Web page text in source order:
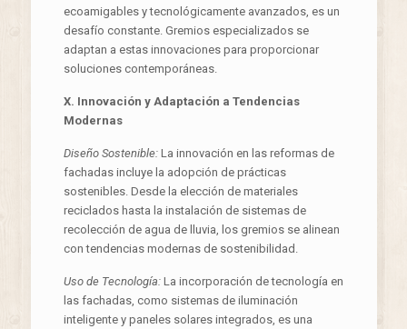
ecoamigables y tecnológicamente avanzados, es un
desafío constante. Gremios especializados se
adaptan a estas innovaciones para proporcionar
soluciones contemporáneas.
X. Innovación y Adaptación a Tendencias
Modernas
Diseño Sostenible:La innovación en las reformas de
fachadas incluye la adopción de prácticas
sostenibles. Desde la elección de materiales
reciclados hasta la instalación de sistemas de
recolección de agua de lluvia, los gremios se alinean
con tendencias modernas de sostenibilidad.
Uso de Tecnología:La incorporación de tecnología en
las fachadas, como sistemas de iluminación
inteligente y paneles solares integrados, es una